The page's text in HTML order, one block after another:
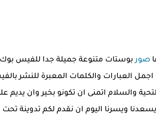
صوربوستات متنوعة جميلة جدا للفيس
العبارات والكلمات المعبرة للنشر
والسلام اتمنى ان تكونو بخير وان يديم
ويسرنا اليوم ان نقدم لكم تدوينة